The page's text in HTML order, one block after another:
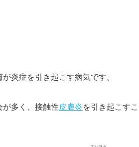
炎症を引き起こす病気です。
が多く、接触性皮膚炎を引き起こすこ